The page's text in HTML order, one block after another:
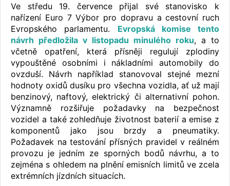
Ve středu 19. července přijal své stanovisko k
nařízení Euro 7 Výbor pro dopravu a cestovní ruch
Evropského parlamentu. Evropská komise tento
návrh předložila v listopadu minulého roku, a to
včetně opatření, která přísněji regulují zplodiny
vypouštěné osobními i nákladními automobily do
ovzduší. Návrh například stanovoval stejné mezní
hodnoty oxidů dusíku pro všechna vozidla, ať už mají
benzinový, naftový, elektrický či alternativní pohon.
Významně rozšiřuje požadavky na bezpečnost
vozidel a také zohledňuje životnost baterií a emise z
komponentů jako jsou brzdy a pneumatiky.
Požadavek na testování přísných pravidel v reálném
provozu je jedním ze sporných bodů návrhu, a to
zejména s ohledem na plnění emisních limitů ve zcela
extrémních jízdních situacích.